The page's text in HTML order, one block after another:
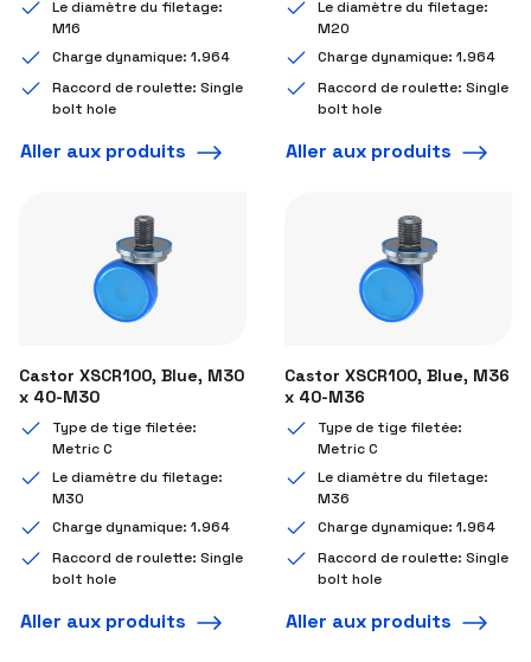
Le diamètre du filetage:
M16
Charge dynamique: 1.964
Raccord de roulette: Single
bolt hole
Aller aux produits
Le diamètre du filetage:
M20
Charge dynamique: 1.964
Raccord de roulette: Single
bolt hole
Aller aux produits
Castor XSCR100, Blue, M30
x 40-M30
Type de tige filetée:
Metric C
Le diamètre du filetage:
M30
Charge dynamique: 1.964
Raccord de roulette: Single
bolt hole
Aller aux produits
Castor XSCR100, Blue, M36
x 40-M36
Type de tige filetée:
Metric C
Le diamètre du filetage:
M36
Charge dynamique: 1.964
Raccord de roulette: Single
bolt hole
Aller aux produits